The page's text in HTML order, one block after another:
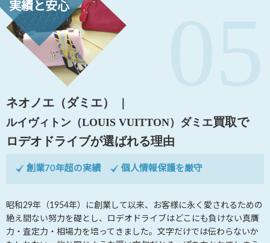
実績と安心
ネオノエ（ダミエ）
ルイヴィトン（LOUIS VUITTON） ダミエ買取で
ロデオドライブが選ばれる理由
創業70年超の実績 個人情報保護を厳守
昭和29年（1954年）に創業して以来、お客様に永く愛されるための
絶え間ない努力を礎とし、ロデオドライブはどこにも負けない真贋
力・査定力・相場力を培ってきました。文字だけでは伝わらないか